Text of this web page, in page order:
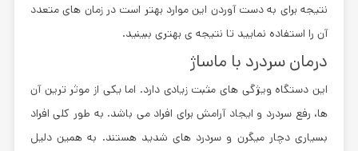
نتیجه برای به دست آوردن این موارد بهتر است در زمان های متعدد
آن را استفاده نمایید تا نتیجه ی بهتری ببینید.
درمان سردرد با ماساژ
این دستگاه ویژگی های مثبت زیادی دارد. اما یکی از موثر ترین آن
ها، رفع سردرد و ایجاد آرامش برای افراد می باشد. به طور کلی افراد
بسیاری دچار میگرن و سردرد های شدید هستند. به همین دلیل